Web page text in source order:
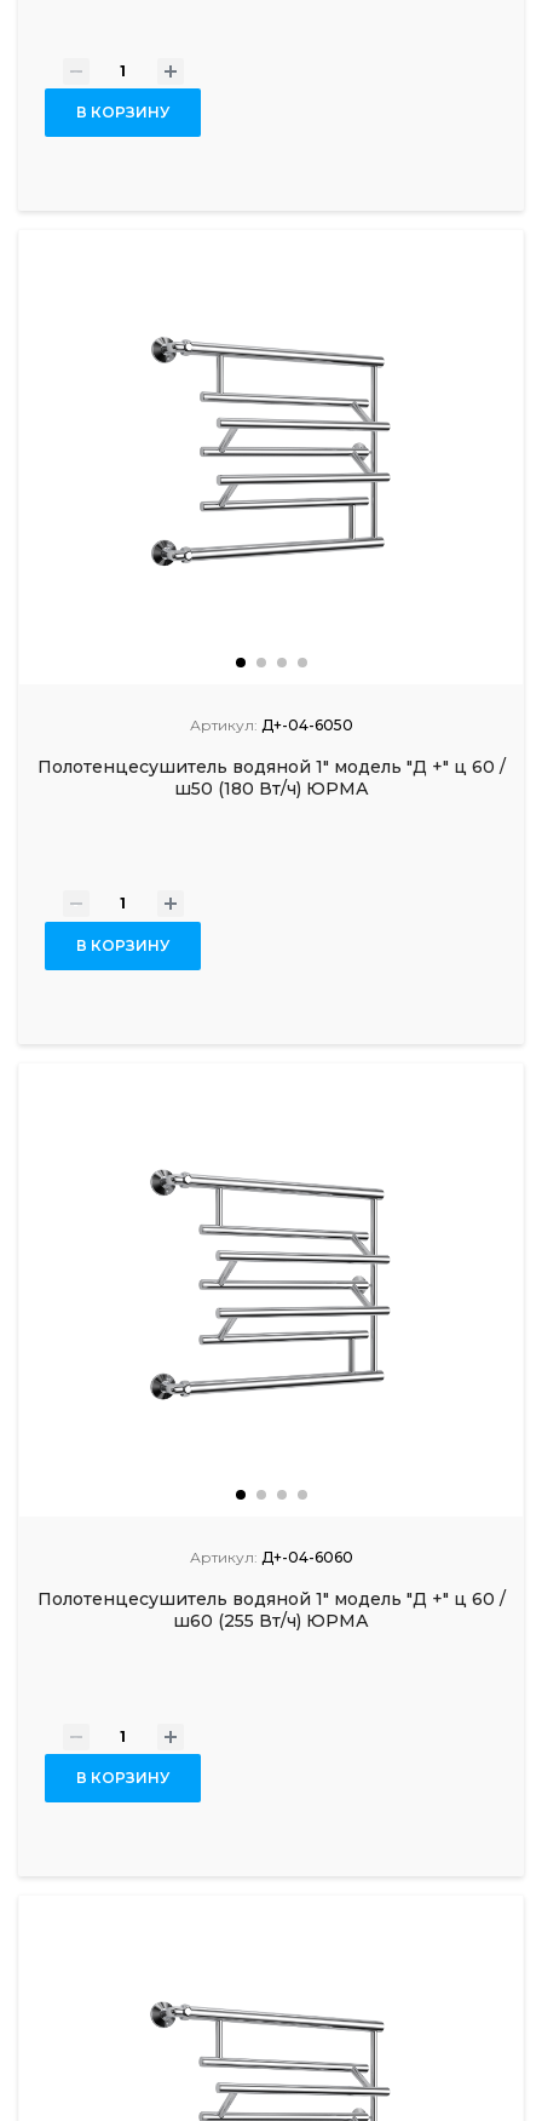
- +
В КОРЗИНУ
Артикул: Д+-04-6050
Полотенцесушитель водяной 1" модель "Д +" ц 60 /
ш50 (180 Вт/ч) ЮРМА
- +
В КОРЗИНУ
Артикул: Д+-04-6060
Полотенцесушитель водяной 1" модель "Д +" ц 60 /
ш60 (255 Вт/ч) ЮРМА
- +
В КОРЗИНУ